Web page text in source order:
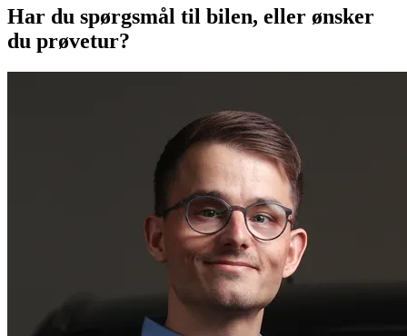
Har du spørgsmål til bilen, eller ønsker
du prøvetur?